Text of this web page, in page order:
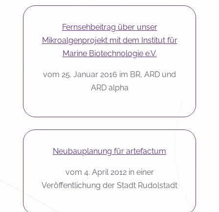
Fernsehbeitrag über unser
Mikroalgenprojekt mit dem Institut für
Marine Biotechnologie e.V.
vom 25. Januar 2016 im BR, ARD und
ARD alpha
Neubauplanung für artefactum
vom 4. April 2012 in einer
Veröffentlichung der Stadt Rudolstadt